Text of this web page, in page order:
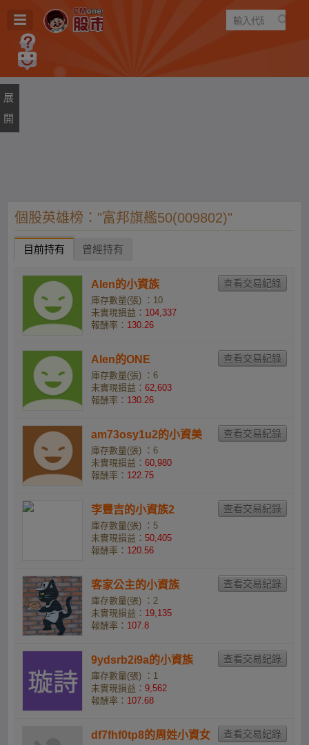
遊戲
個股英雄榜："富邦旗艦50(009802)"
目前持有 曾經持有
Alen的小資族
庫存數量(張) ：10
未實現損益： 104,337
報酬率： 130.26
Alen的ONE
庫存數量(張) ：6
未實現損益： 62,603
報酬率： 130.26
am73osy1u2的小資美
庫存數量(張) ：6
未實現損益： 60,980
報酬率： 122.75
李豐吉的小資族2
庫存數量(張) ：5
未實現損益： 50,405
報酬率： 120.56
客家公主的小資族
庫存數量(張) ：2
未實現損益： 19,135
報酬率： 107.8
9ydsrb2i9a的小資族
庫存數量(張) ：1
未實現損益： 9,562
報酬率： 107.68
df7fhf0tp8的周姓小資女